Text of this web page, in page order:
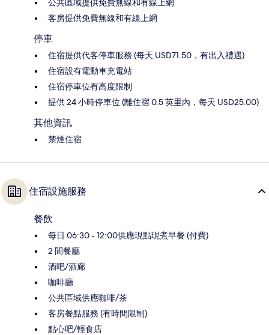
公共區域提供免費無線和有線上網
客房提供免費無線和有線上網
停車
住宿提供代客停車服務 (每天 USD71.50，有出入禮遇)
住宿設有電動車充電站
住宿停車位有高度限制
提供 24 小時停車位 (離住宿 0.5 英里內，每天 USD25.00)
其他資訊
禁煙住宿
住宿設施服務
餐飲
每日 06:30 - 12:00供應現點現煮早餐 (付費)
2 間餐廳
酒吧/酒廊
咖啡廳
公共區域供應咖啡/茶
客房餐點服務 (有時間限制)
點心吧/輕食店